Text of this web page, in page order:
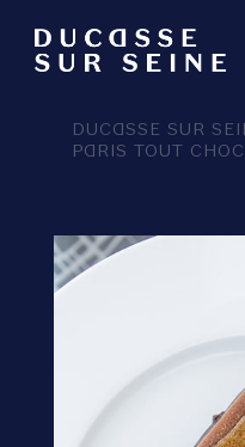
DUCASSE SUR
PARIS TOUT